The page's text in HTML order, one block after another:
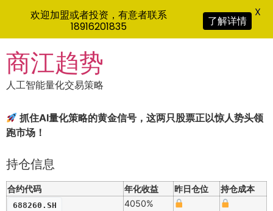
to
content
商江趋势
人工智能量化交易策略
抓住AI量化策略的黄金信号，这两只股票正以惊人势头领
跑市场！
持仓信息
合约代码 年化收益 昨日仓位 持仓成本
688260.SH
4050%
欢迎加盟或者投资，有意者联系
18916201835
了解详情
X